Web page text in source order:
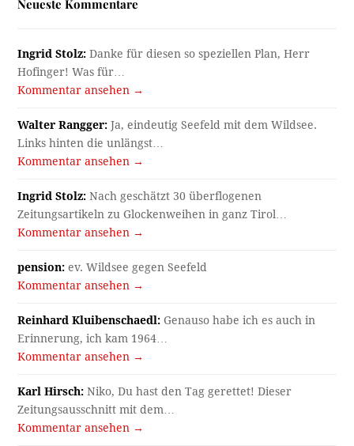
Neueste Kommentare
Ingrid Stolz: Danke für diesen so speziellen Plan, Herr
Hofinger! Was für…
Kommentar ansehen →
Walter Rangger: Ja, eindeutig Seefeld mit dem Wildsee.
Links hinten die unlängst…
Kommentar ansehen →
Ingrid Stolz: Nach geschätzt 30 überflogenen
Zeitungsartikeln zu Glockenweihen in ganz Tirol…
Kommentar ansehen →
pension: ev. Wildsee gegen Seefeld
Kommentar ansehen →
Reinhard Kluibenschaedl: Genauso habe ich es auch in
Erinnerung, ich kam 1964…
Kommentar ansehen →
Karl Hirsch: Niko, Du hast den Tag gerettet! Dieser
Zeitungsausschnitt mit dem…
Kommentar ansehen →